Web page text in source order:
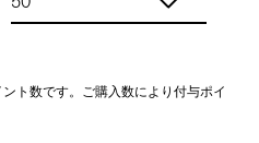
ト数です。ご購入数により付与ポイ